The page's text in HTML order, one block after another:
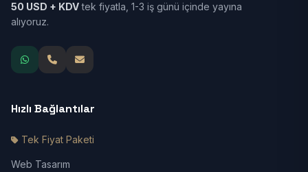
50 USD + KDVtek fiyatla, 1-3 iş günü içinde yayına
alıyoruz.
Hızlı Bağlantılar
Tek Fiyat Paketi
Web Tasarım